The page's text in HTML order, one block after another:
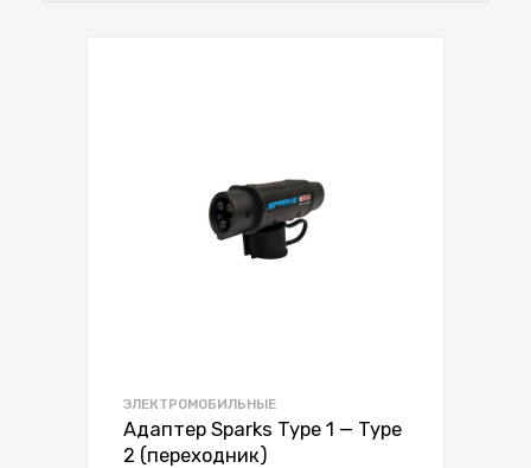
ЭЛЕКТРОМОБИЛЬНЫЕ
Адаптер Sparks Type 1 — Type
2 (переходник)